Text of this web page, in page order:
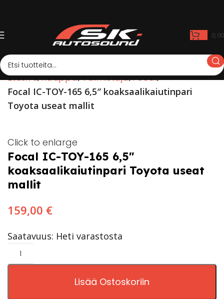
Etusivu Kauppa Valmistaja Focal
Focal IC-TOY-165 6,5″ koaksaalikaiutinpari
Toyota useat mallit
Click to enlarge
Focal IC-TOY-165 6,5″
koaksaalikaiutinpari Toyota useat
mallit
159,00 €
Saatavuus: Heti varastosta
Lisää Ostoskoriin